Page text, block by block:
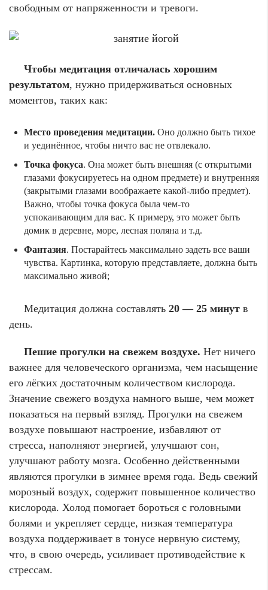
свободным от напряженности и тревоги.
Чтобы медитация отличалась хорошим
результатом, нужно придерживаться основных
моментов, таких как:
Место проведения медитации. Оно должно быть тихое
и уединённое, чтобы ничто вас не отвлекало.
Точка фокуса. Она может быть внешняя (с открытыми
глазами фокусируетесь на одном предмете) и внутренняя
(закрытыми глазами воображаете какой-либо предмет).
Важно, чтобы точка фокуса была чем-то
успокаивающим для вас. К примеру, это может быть
домик в деревне, море, лесная поляна и т.д.
Фантазия. Постарайтесь максимально задеть все ваши
чувства. Картинка, которую представляете, должна быть
максимально живой;
Медитация должна составлять 20 — 25 минут в
день.
Пешие прогулки на свежем воздухе. Нет ничего
важнее для человеческого организма, чем насыщение
его лёгких достаточным количеством кислорода.
Значение свежего воздуха намного выше, чем может
показаться на первый взгляд. Прогулки на свежем
воздухе повышают настроение, избавляют от
стресса, наполняют энергией, улучшают сон,
улучшают работу мозга. Особенно действенными
являются прогулки в зимнее время года. Ведь свежий
морозный воздух, содержит повышенное количество
кислорода. Холод помогает бороться с головными
болями и укрепляет сердце, низкая температура
воздуха поддерживает в тонусе нервную систему,
что, в свою очередь, усиливает противодействие к
стрессам.